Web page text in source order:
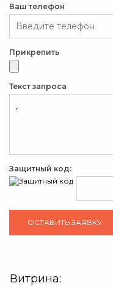
Ваш телефон
Прикрепить
Текст запроса
Защитный код:
Витрина: